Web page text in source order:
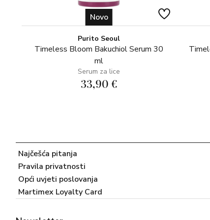
Novo
Purito Seoul
Timeless Bloom Bakuchiol Serum 30
ml
Serum za lice
33,90 €
Najčešća pitanja
Pravila privatnosti
Opći uvjeti poslovanja
Martimex Loyalty Card